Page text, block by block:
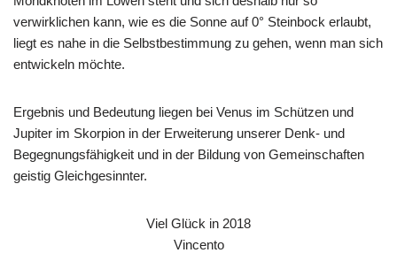
verwirklichen kann, wie es die Sonne auf 0° Steinbock erlaubt,
liegt es nahe in die Selbstbestimmung zu gehen, wenn man sich
entwickeln möchte.
Ergebnis und Bedeutung liegen bei Venus im Schützen und
Jupiter im Skorpion in der Erweiterung unserer Denk- und
Begegnungsfähigkeit und in der Bildung von Gemeinschaften
geistig Gleichgesinnter.
Viel Glück in 2018
Vincento